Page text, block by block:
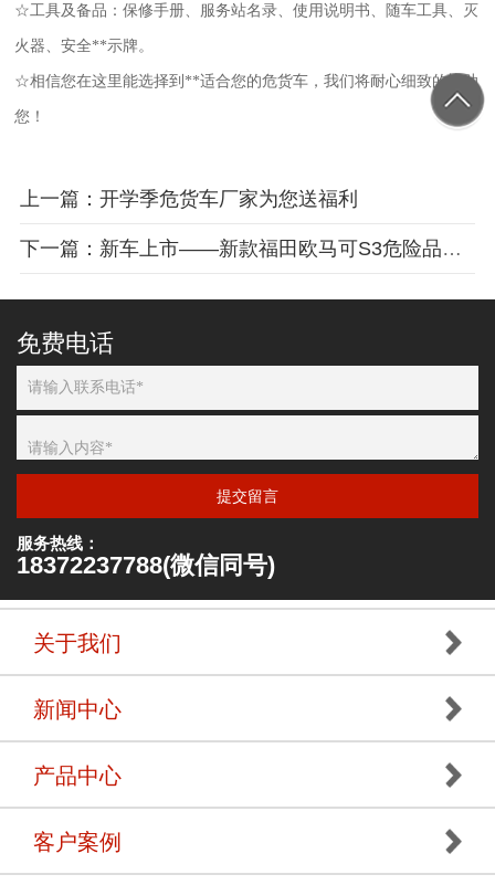
☆工具及备品：保修手册、服务站名录、使用说明书、随车工具、灭
火器、安全**示牌。
☆相信您在这里能选择到**适合您的危货车，我们将耐心细致的协助
您！
上一篇：开学季危货车厂家为您送福利
下一篇：新车上市——新款福田欧马可S3危险品厢式车
免费电话
提交留言
服务热线：
18372237788(微信同号)
关于我们
新闻中心
产品中心
客户案例